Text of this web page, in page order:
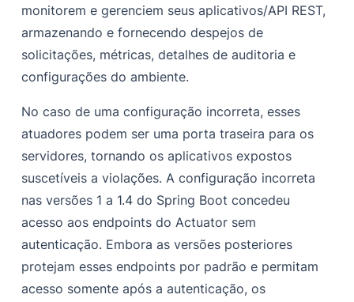
monitorem e gerenciem seus aplicativos/API REST,
armazenando e fornecendo despejos de
solicitações, métricas, detalhes de auditoria e
configurações do ambiente.
No caso de uma configuração incorreta, esses
atuadores podem ser uma porta traseira para os
servidores, tornando os aplicativos expostos
suscetíveis a violações. A configuração incorreta
nas versões 1 a 1.4 do Spring Boot concedeu
acesso aos endpoints do Actuator sem
autenticação. Embora as versões posteriores
protejam esses endpoints por padrão e permitam
acesso somente após a autenticação, os